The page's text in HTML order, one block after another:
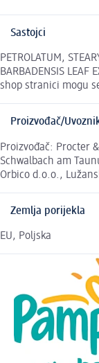
Sastojci
PETROLATUM,
BARBADENSIS
shop stranici mogu
Proizvođač/
Proizvođač: Procter
Schwalbach am
Orbico d.o.o.,
Zemlja porijekla
EU, Poljska